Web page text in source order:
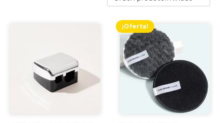
¡Oferta!